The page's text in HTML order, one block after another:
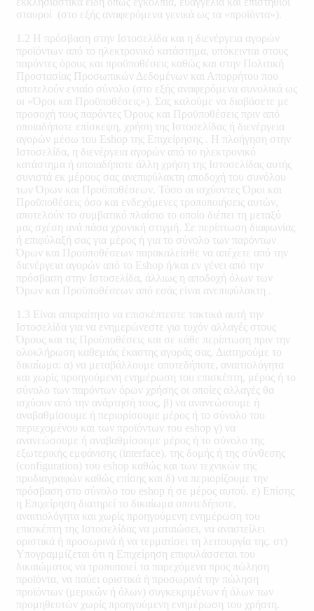
σταυροί (στο εξής αναφερόμενα γενικά ως τα «προϊόντα»).
1.2 Η πρόσβαση στην Ιστοσελίδα και η διενέργεια αγορών
προϊόντων από το ηλεκτρονικό κατάστημα, υπόκεινται στους
παρόντες όρους και προϋποθέσεις καθώς και στην Πολιτική
Προστασίας Προσωπικών Δεδομένων και Απορρήτου που
αποτελούν ενιαίο σύνολο (στο εξής αναφερόμενα συνολικά ως
οι «Όροι και Προϋποθέσεις»). Σας καλούμε να διαβάσετε με
προσοχή τους παρόντες Όρους και Προϋποθέσεις πριν από
οποιαδήποτε επίσκεψη, χρήση της Ιστοσελίδας ή διενέργεια
αγορών μέσω του Eshop της Επιχείρησης . Η πλοήγηση στην
Ιστοσελίδα, η διενέργεια αγορών από το ηλεκτρονικό
κατάστημα ή οποιαδήποτε άλλη χρήση της Ιστοσελίδας αυτής
συνιστά εκ μέρους σας ανεπιφύλακτη αποδοχή του συνόλου
των Όρων και Προϋποθέσεων. Τόσο οι ισχύοντες Όροι και
Προϋποθέσεις όσο και ενδεχόμενες τροποποιήσεις αυτών,
αποτελούν το συμβατικό πλαίσιο το οποίο διέπει τη μεταξύ
μας σχέση ανά πάσα χρονική στιγμή. Σε περίπτωση διαφωνίας
ή επιφύλαξή σας για μέρος ή για το σύνολο των παρόντων
Όρων και Προϋποθέσεων παρακαλείσθε να απέχετε από την
διενέργεια αγορών από το Eshop ή/και εν γένει από την
πρόσβαση στην Ιστοσελίδα, άλλιως η αποδοχή όλων των
Όρων και Προϋποθέσεων από εσάς είναι ανεπιφύλακτη .
1.3 Είναι απαραίτητο να επισκέπτεστε τακτικά αυτή την
Ιστοσελίδα για να ενημερώνεστε για τυχόν αλλαγές στους
Όρους και τις Προϋποθέσεις και σε κάθε περίπτωση πριν την
ολοκλήρωση καθεμιάς έκαστης αγοράς σας. Διατηρούμε το
δικαίωμα: α) να μεταβάλλουμε οποτεδήποτε, αναιτιολόγητα
και χωρίς προηγούμενη ενημέρωση του επισκέπτη, μέρος ή το
σύνολο των παρόντων όρων χρήσης οι οποίες αλλαγές θα
ισχύουν από την ανάρτησή τους, β) να ανανεώσουμε ή
αναβαθμίσουμε ή περιορίσουμε μέρος ή το σύνολο του
περιεχομένου και των προϊόντων του eshop γ) να
ανανεώσουμε ή αναβαθμίσουμε μέρος ή το σύνολο της
εξωτερικής εμφάνισης (interface), της δομής ή της σύνθεσης
(configuration) του eshop καθώς και των τεχνικών της
προδιαγραφών καθώς επίσης και δ) να περιορίζουμε την
πρόσβαση στο σύνολο του eshop ή σε μέρος αυτού. ε) Επίσης
η Επιχείρηση διατηρεί το δικαίωμα οποτεδήποτε,
αναιτιολόγητα και χωρίς προηγούμενη ενημέρωση του
επισκέπτη της Ιστοσελίδας να ματαιώσει, να αναστείλει
οριστικά ή προσωρινά ή να τερματίσει τη λειτουργία της. στ)
Υπογραμμίζεται ότι η Επιχείρηση επιφυλάσσεται του
δικαιώματος να τροποποιεί τα παρεχόμενα προς πώληση
προϊόντα, να παύει οριστικά ή προσωρινά την πώληση
προϊόντων (μερικών ή όλων) συγκεκριμένων ή όλων των
προμηθευτών χωρίς προηγούμενη ενημέρωση του χρήστη.